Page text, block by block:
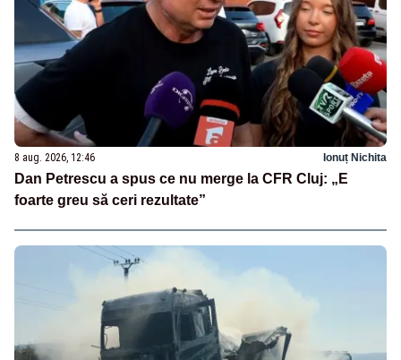
8 aug. 2026, 12:46 Ionuț Nichita
Dan Petrescu a spus ce nu merge la CFR Cluj: „E
foarte greu să ceri rezultate”